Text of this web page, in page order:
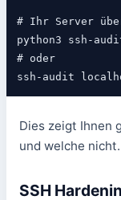
# Ihr Server
python3 ssh-
# oder
ssh-audit
Dies zeigt Ihnen
und welche nicht.
SSH